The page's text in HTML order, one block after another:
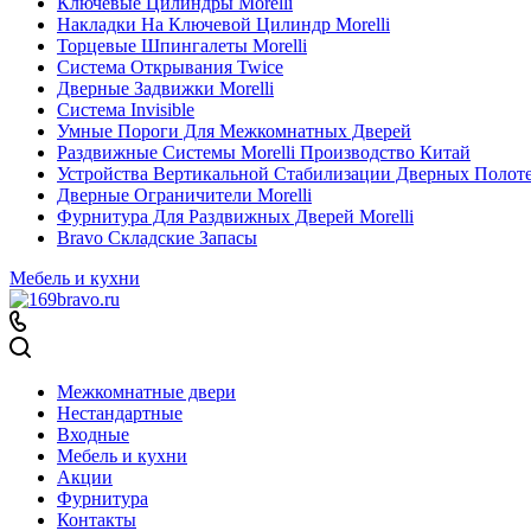
Накладки На Ключевой Цилиндр Morelli
Торцевые Шпингалеты Morelli
Система Открывания Twice
Дверные Задвижки Morelli
Система Invisible
Умные Пороги Для Межкомнатных Дверей
Раздвижные Системы Morelli Производство Китай
Устройства Вертикальной Стабилизации Дверных
Дверные Ограничители Morelli
Фурнитура Для Раздвижных Дверей Morelli
Bravo Складские Запасы
Мебель и кухни
Межкомнатные двери
Нестандартные
Входные
Мебель и кухни
Акции
Фурнитура
Контакты